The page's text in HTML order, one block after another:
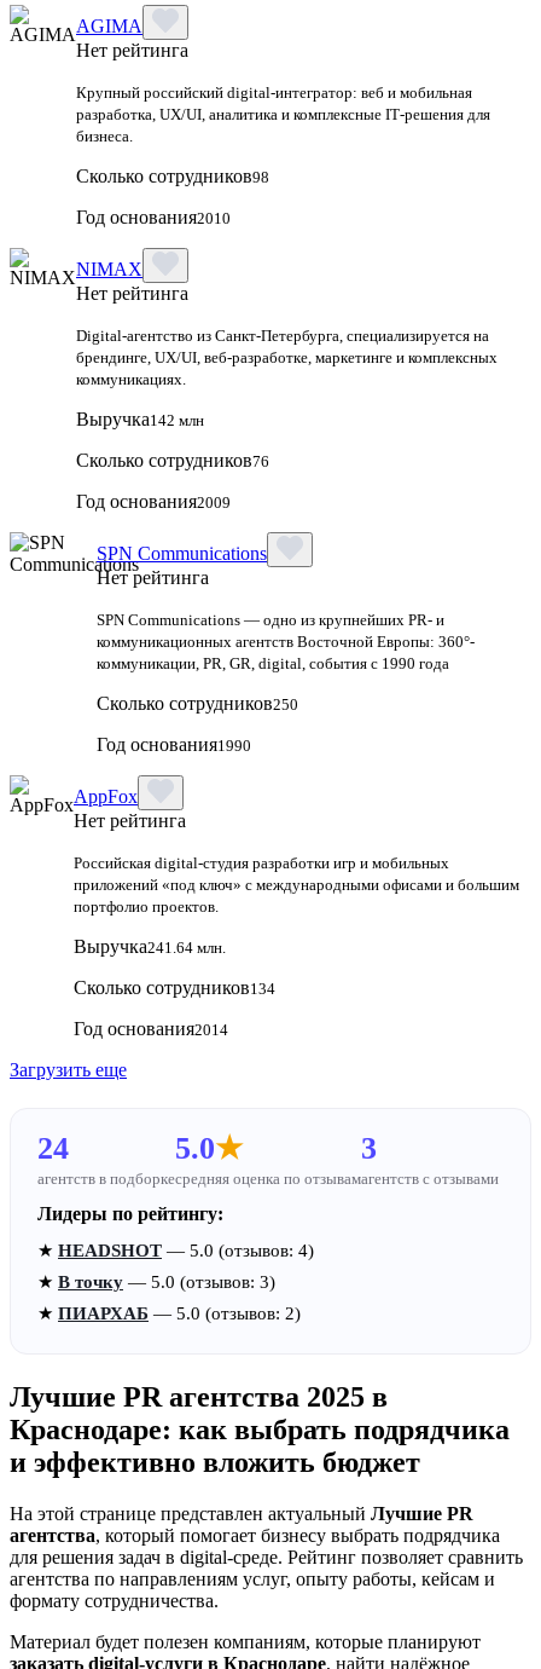
AGIMA
Нет рейтинга
Крупный российский digital‑интегратор: веб и мобильная
разработка, UX/UI, аналитика и комплексные IT‑решения для
бизнеса.
Сколько сотрудников98
Год основания2010
NIMAX
Нет рейтинга
Digital-агентство из Санкт-Петербурга, специализируется на
брендинге, UX/UI, веб-разработке, маркетинге и комплексных
коммуникациях.
Выручка142 млн
Сколько сотрудников76
Год основания2009
SPN Communications
Нет рейтинга
SPN Communications — одно из крупнейших PR- и
коммуникационных агентств Восточной Европы: 360°-
коммуникации, PR, GR, digital, события с 1990 года
Сколько сотрудников250
Год основания1990
AppFox
Нет рейтинга
Российская digital‑студия разработки игр и мобильных
приложений «под ключ» с международными офисами и большим
портфолио проектов.
Выручка241.64 млн.
Сколько сотрудников134
Год основания2014
Загрузить еще
24
агентств в подборке
5.0★
средняя оценка по отзывам
3
агентств с отзывами
Лидеры по рейтингу:
★ HEADSHOT — 5.0 (отзывов: 4)
★ В точку — 5.0 (отзывов: 3)
★ ПИАРХАБ — 5.0 (отзывов: 2)
Лучшие PR агентства 2025 в
Краснодаре: как выбрать подрядчика
и эффективно вложить бюджет
На этой странице представлен актуальный Лучшие PR
агентства, который помогает бизнесу выбрать подрядчика
для решения задач в digital-среде. Рейтинг позволяет сравнить
агентства по направлениям услуг, опыту работы, кейсам и
формату сотрудничества.
Материал будет полезен компаниям, которые планируют
заказать digital-услуги в Краснодаре, найти надёжное